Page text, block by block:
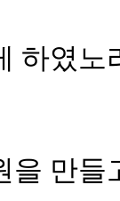
하였노
만들